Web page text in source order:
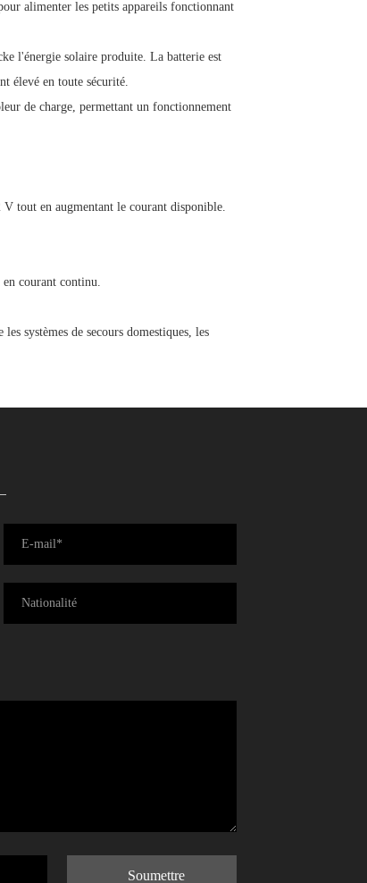
alimenter les petits appareils fonctionnant
l'énergie solaire produite. La batterie est
élevé en toute sécurité.
de charge, permettant un fonctionnement
tout en augmentant le courant disponible.
courant continu.
systèmes de secours domestiques, les
Soumettre